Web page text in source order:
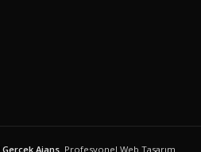
Gerçek Ajans. Profesyonel Web Tasarım